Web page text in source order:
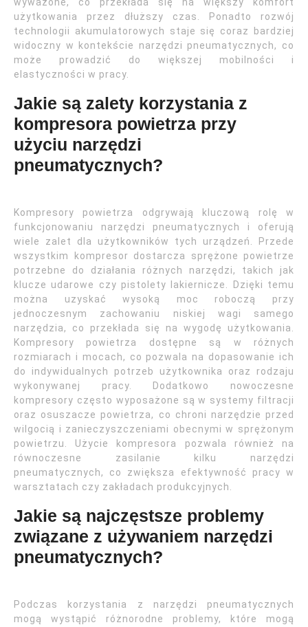
użytkowania przez dłuższy czas. Ponadto rozwój
technologii akumulatorowych staje się coraz bardziej
widoczny w kontekście narzędzi pneumatycznych, co
może prowadzić do większej mobilności i
elastyczności w pracy.
Jakie są zalety korzystania z
kompresora powietrza przy
użyciu narzędzi
pneumatycznych?
Kompresory powietrza odgrywają kluczową rolę w
funkcjonowaniu narzędzi pneumatycznych i oferują
wiele zalet dla użytkowników tych urządzeń. Przede
wszystkim kompresor dostarcza sprężone powietrze
potrzebne do działania różnych narzędzi, takich jak
klucze udarowe czy pistolety lakiernicze. Dzięki temu
można uzyskać wysoką moc roboczą przy
jednoczesnym zachowaniu niskiej wagi samego
narzędzia, co przekłada się na wygodę użytkowania.
Kompresory powietrza dostępne są w różnych
rozmiarach i mocach, co pozwala na dopasowanie ich
do indywidualnych potrzeb użytkownika oraz rodzaju
wykonywanej pracy. Dodatkowo nowoczesne
kompresory często wyposażone są w systemy filtracji
oraz osuszacze powietrza, co chroni narzędzie przed
wilgocią i zanieczyszczeniami obecnymi w sprężonym
powietrzu. Użycie kompresora pozwala również na
równoczesne zasilanie kilku narzędzi
pneumatycznych, co zwiększa efektywność pracy w
warsztatach czy zakładach produkcyjnych.
Jakie są najczęstsze problemy
związane z używaniem narzędzi
pneumatycznych?
Podczas korzystania z narzędzi pneumatycznych
mogą wystąpić różnorodne problemy, które mogą